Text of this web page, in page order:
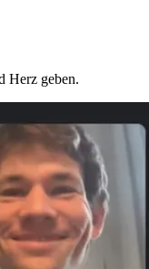
Herz geben.